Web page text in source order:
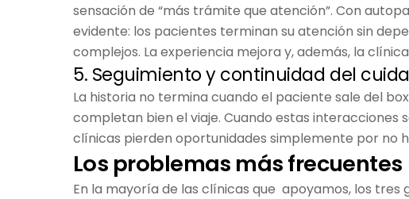
sensación de “más trámite que atención”. Con
evidente: los pacientes terminan su atención sin
complejos. La experiencia mejora y, además, la
5. Seguimiento y continuidad del
La historia no termina cuando el paciente sale del
completan bien el viaje. Cuando estas interacciones
clínicas pierden oportunidades simplemente por no
Los problemas más
En la mayoría de las clínicas que apoyamos, los